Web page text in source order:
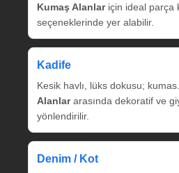
Kumaş Alanlariçin ideal parça
seçeneklerinde yer alabilir.
Kadife
Kesik havlı, lüks dokusu;
Alanlararasında dekoratif ve
yönlendirilir.
Denim / Kot